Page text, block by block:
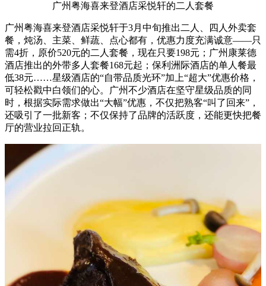
广州粤海喜来登酒店采悦轩的二人套餐
广州粤海喜来登酒店采悦轩于3月中旬推出二人、四人外卖套
餐，炖汤、主菜、鲜蔬、点心都有，优惠力度充满诚意——只
需4折，原价520元的二人套餐，现在只要198元；广州康莱德
酒店推出的外带多人套餐168元起；保利洲际酒店的单人餐最
低38元……星级酒店的“自带品质光环”加上“超大”优惠价格，
可轻松戳中白领们的心。广州不少酒店在坚守星级品质的同
时，根据实际需求做出“大幅”优惠，不仅把熟客“叫了回来”，
还吸引了一批新客；不仅保持了品牌的活跃度，还能更快把餐
厅的营业拉回正轨。